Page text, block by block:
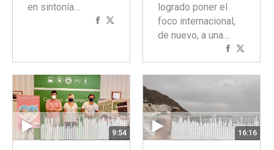
en sintonía…
Compartir
logrado poner el
foco internacional,
de nuevo, a una…
Compartir
concon
9:54 16:16